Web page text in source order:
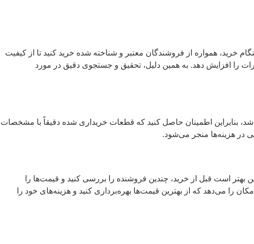
خرید، همواره از فروشندگان معتبر و شناخته شده خرید کنید تا از کیفیت
را افزایش دهد. به همین دلیل، تحقیق و جستجوی دقیق در مورد
بنابراین اطمینان حاصل کنید که قطعات خریداری شده دقیقاً با مشخصات
در هزینه‌ها منجر می‌شود.
است قبل از خرید، چندین فروشنده را بررسی کنید و قیمت‌ها را
را می‌دهد که از بهترین قیمت‌ها بهره‌برداری کنید و هزینه‌های خود را